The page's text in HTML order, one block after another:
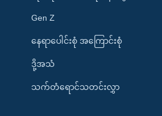
Gen Z
နေရာပေါင်းစုံ အကြောင်းစုံ
ဒို့အသံ
သက်တံရောင်သတင်းလွှာ